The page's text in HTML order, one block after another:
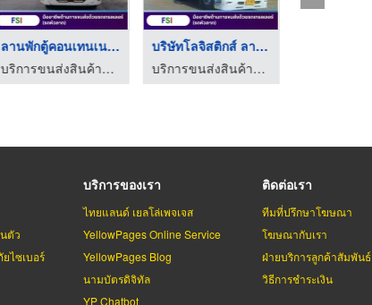
ลานพักตู้คอนเทนเนอร์
บริการขนส่งสินค้าด้วยตู้คอนเทนเนอร์ fsi
บริษัทโลจิสติกส์ ลาด ...
บริการขนส่งสินค้าด้วยตู้คอนเทนเนอร์ fsi
ตัว
ไซเบอร์
บริการของเรา
ไทยแลนด์ เยลโล่เพจเจส
YellowPages Online Service
YellowPages Blog
นามบัตรดิจิทัล
YP Chatbot
ติดต่อเรา
ทีมที่ปรึกษาโฆษณา
โฆษณากับเรา
ฝ่ายบริการลูกค้าสัมพันธ์
วิธีการชำระเงิน